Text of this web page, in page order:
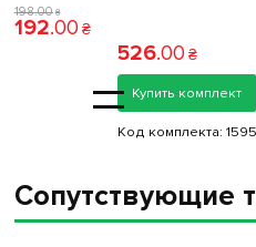
198.00 ₴
192.00 ₴
=
526.00 ₴
Купить комплект
Код комплекта: 1595
Сопутствующие